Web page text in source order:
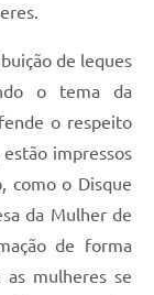
de leques
o tema da
o respeito
impressos
como o Disque
da Mulher de
de forma
mulheres se